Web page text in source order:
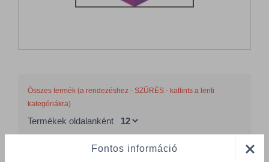
Összes termék (a rendezéshez - SZŰRÉS - kattints a lenti
kategóriákra)
Termékek oldalanként
Fontos információ